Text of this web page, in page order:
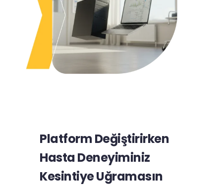
Platform Değiştirirken
Hasta Deneyiminiz
Kesintiye Uğramasın